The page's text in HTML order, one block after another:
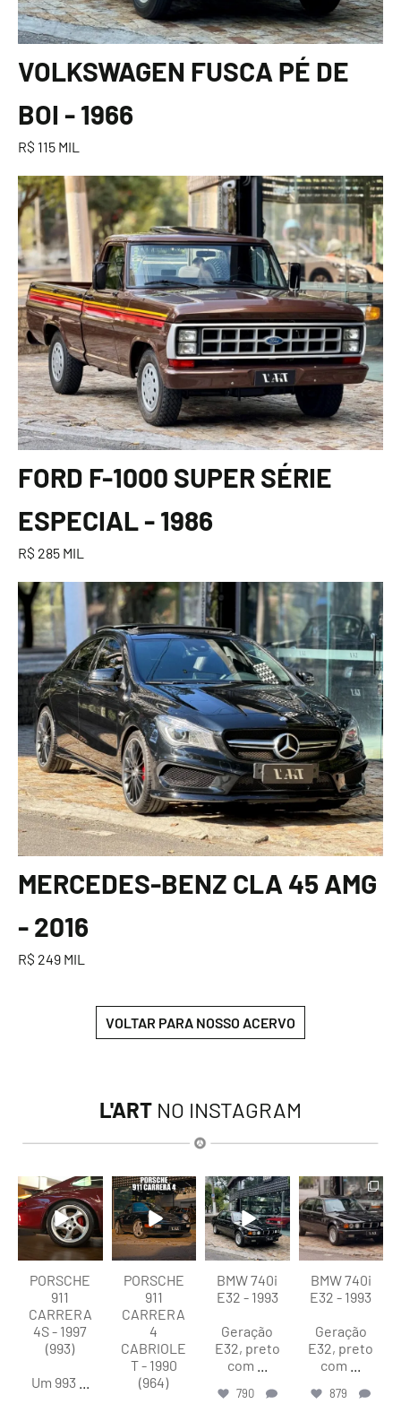
VOLKSWAGEN FUSCA PÉ DE
BOI - 1966
R$ 115 MIL
FORD F-1000 SUPER SÉRIE
ESPECIAL - 1986
R$ 285 MIL
MERCEDES-BENZ CLA 45 AMG
- 2016
R$ 249 MIL
VOLTAR PARA NOSSO ACERVO
L'ART NO INSTAGRAM
lart.br
Ago 5
PORSCHE
911
CARRERA
4S - 1997
(993)
Um 993
lart.br
Ago 4
PORSCHE
911
CARRERA
4
CABRIOLE
T - 1990
(964)
lart.br
Ago 4
BMW 740i
E32 - 1993
Geração
E32, preto
com
790
lart.br
Ago 4
BMW 740i
E32 - 1993
Geração
E32, preto
com
879